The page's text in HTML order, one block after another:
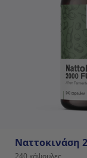
Ναττοκινάση
240 κάψουλες